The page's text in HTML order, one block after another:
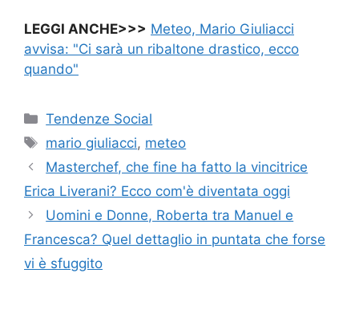
LEGGI ANCHE>>> Meteo, Mario Giuliacci
avvisa: "Ci sarà un ribaltone drastico, ecco
quando"
Categorie
Tendenze Social
Tag
mario giuliacci, meteo
Masterchef, che fine ha fatto la vincitrice
Erica Liverani? Ecco com'è diventata oggi
Uomini e Donne, Roberta tra Manuel e
Francesca? Quel dettaglio in puntata che forse
vi è sfuggito